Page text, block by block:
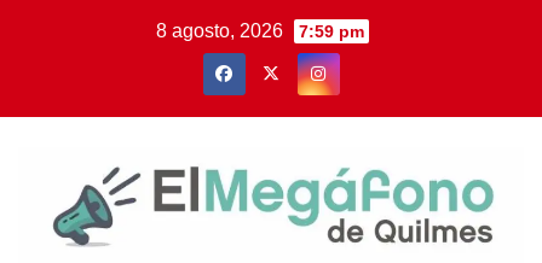
8 agosto, 2026 7:59 pm